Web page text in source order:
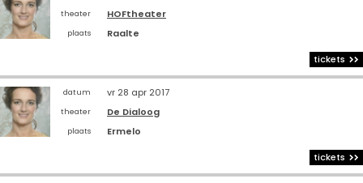
theater HOFtheater
plaats
Raalte
tickets
datum vr 28 apr 2017
theater De Dialoog
plaats
Ermelo
tickets